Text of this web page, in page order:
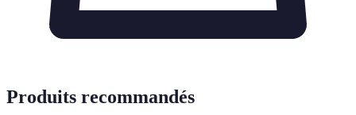
Produits recommandés